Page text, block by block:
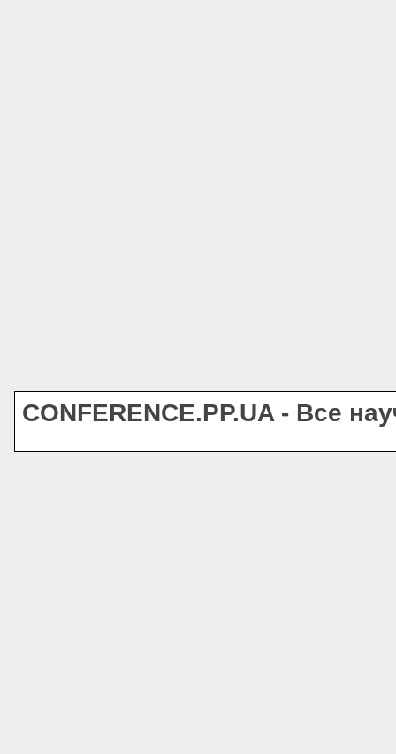
CONFERENCE.PP.UA - Все